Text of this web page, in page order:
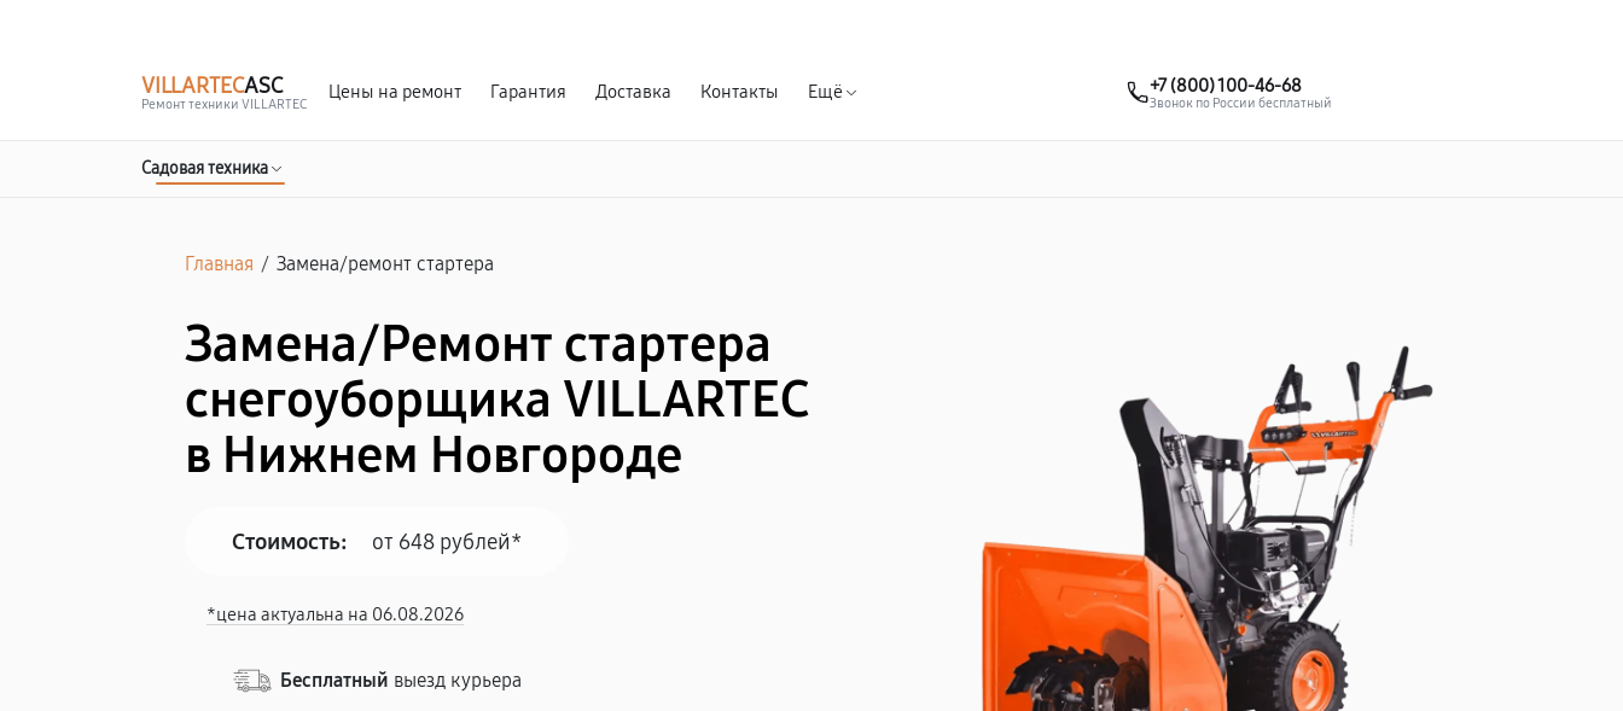
VILLARTECASC
Ремонт техники VILLARTEC
Цены на ремонт Гарантия Доставка Контакты Ещё +7 (800) 100-46-68
Звонок по России бесплатный
Садовая техника
Главная / Замена/pемонт стартера
Замена/Pемонт стартера
снегоуборщика VILLARTEC
в Нижнем Новгороде
Стоимость: от 648 рублей*
*цена актуальна на 06.08.2026
Бесплатный выезд курьера